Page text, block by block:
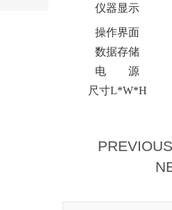
仪器显示
操作界面
数据存储
电 源
尺寸L*W*H